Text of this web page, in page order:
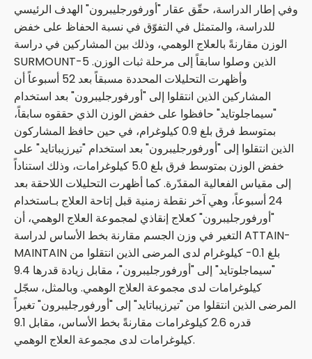
وفي إطار الدراسة، حقّق عقار "أورفورجليبرون" الهدف الرئيسي
للدراسة، والمتمثل في التفوّق في نسبة الحفاظ على خفض
الوزن مقارنةً بالعلاج الوهمي، وذلك بين المشاركين في دراسة
SURMOUNT-5 الذين وصلوا سابقاً إلى مرحلة ثبات الوزن.
وأظهرت التحليلات المحددة مسبقاً بعد 52 أسبوعاً أن
المشاركين الذين انتقلوا إلى "أورفورجليبرون" بعد استخدام
"سيماجلوتايد" حافظوا على خفض الوزن الذي حققوه سابقاً،
بمتوسط فرق بلغ 0.9 كيلوغرام، في حين حافظ المشاركون
الذين انتقلوا إلى "أورفورجليبرون" بعد استخدام "تيرزيباتايد" على
خفض الوزن بمتوسط فرق بلغ 5.0 كيلوغرامات، وذلك استناداً
إلى مقياس الفعالية المقدّرة. كما أظهرت التحليلات اللاحقة بعد
24 أسبوعاً، وهي آخر نقطة زمنية قبل إتاحة العلاج بـاستخدام
"أورفورجليبرون" كعلاج إنقاذي لمجموعة العلاج الوهمي، أن
التغير في وزن الجسم مقارنة بخط الأساس لدراسة ATTAIN-
MAINTAIN بلغ 0.1- كيلوغرام لدى المرضى الذين انتقلوا من
"سيماجلوتايد" إلى "أورفورجليبرون"، مقابل زيادة قدرها 9.4
كيلوغرامات لدى مجموعة العلاج الوهمي. وبالمثل، سجّل
المرضى الذين انتقلوا من "تيرزيباتايد" إلى "أورفورجليبرون" تغيراً
قدره 2.6 كيلوغرامات مقارنةً بخط الأساس، مقابل 9.1
كيلوغرامات لدى مجموعة العلاج الوهمي.